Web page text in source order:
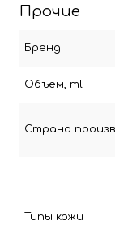
Прочие
Бренд
Объём, ml
Страна
Типы кожи